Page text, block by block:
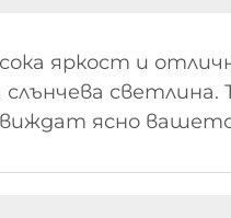
яркост и
виждат ясно